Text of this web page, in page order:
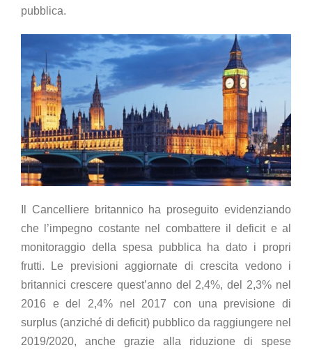
pubblica.
Il Cancelliere britannico ha proseguito evidenziando
che l’impegno costante nel combattere il deficit e al
monitoraggio della spesa pubblica ha dato i propri
frutti. Le previsioni aggiornate di crescita vedono i
britannici crescere quest’anno del 2,4%, del 2,3% nel
2016 e del 2,4% nel 2017 con una previsione di
surplus (anziché di deficit) pubblico da raggiungere nel
2019/2020, anche grazie alla riduzione di spese